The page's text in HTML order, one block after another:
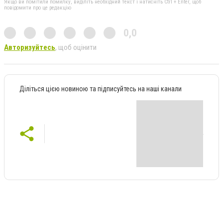
Якщо ви помітили помилку, виділіть необхідний текст і натисніть Ctrl + Enter, щоб
повідомити про це редакцію
0,0
Авторизуйтесь, щоб оцінити
Діліться цією новиною та підписуйтесь на наші канали